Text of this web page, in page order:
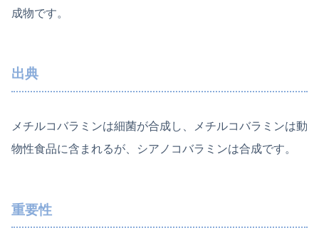
成物です。
出典
メチルコバラミンは細菌が合成し、メチルコバラミンは動
物性食品に含まれるが、シアノコバラミンは合成です。
重要性